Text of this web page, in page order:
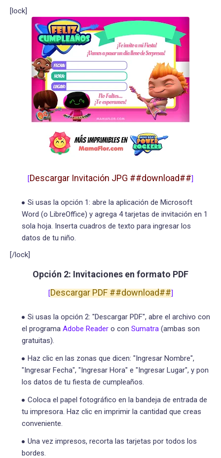
[lock]
[Descargar Invitación JPG ##download##]
Si usas la opción 1: abre la aplicación de Microsoft
Word (o LibreOffice) y agrega 4 tarjetas de invitación en 1
sola hoja. Inserta cuadros de texto para ingresar los
datos de tu niño.
[/lock]
Opción 2: Invitaciones en formato PDF
[Descargar PDF ##download##]
Si usas la opción 2: "Descargar PDF", abre el archivo con
el programa Adobe Reader o con Sumatra (ambas son
gratuitas).
Haz clic en las zonas que dicen: "Ingresar Nombre",
"Ingresar Fecha", "Ingresar Hora" e "Ingresar Lugar", y pon
los datos de tu fiesta de cumpleaños.
Coloca el papel fotográfico en la bandeja de entrada de
tu impresora. Haz clic en imprimir la cantidad que creas
conveniente.
Una vez impresos, recorta las tarjetas por todos los
bordes.